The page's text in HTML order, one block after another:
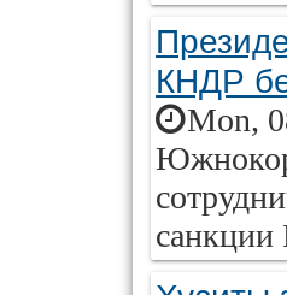
КНДР
Mon,
санкции